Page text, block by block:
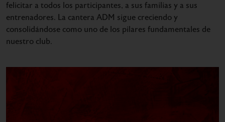
felicitar a todos los participantes, a sus familias y a sus
entrenadores. La cantera ADM sigue creciendo y
consolidándose como uno de los pilares fundamentales de
nuestro club.